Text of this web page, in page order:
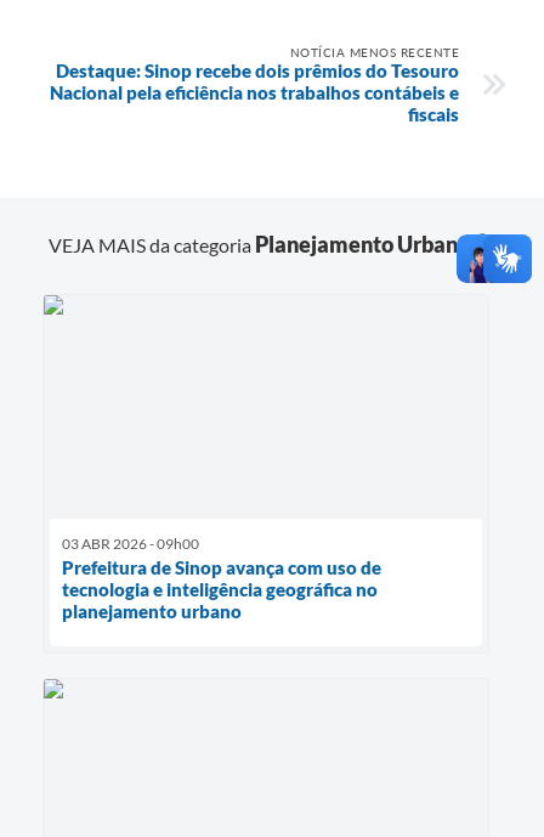
NOTÍCIA MENOS RECENTE
Destaque: Sinop recebe dois prêmios do Tesouro
Nacional pela eficiência nos trabalhos contábeis e
fiscais
VEJA MAIS da categoria Planejamento Urbano
03 ABR 2026 - 09h00
Prefeitura de Sinop avança com uso de
tecnologia e inteligência geográfica no
planejamento urbano